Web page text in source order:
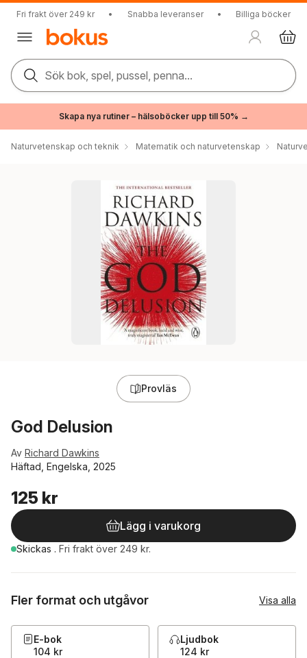
Fri frakt över 249 kr • Snabba leveranser • Billiga böcker
Sök bok, spel, pussel, penna...
Skapa nya rutiner – hälsoböcker upp till 50% →
Naturvetenskap och teknik Matematik och naturvetenskap
Provläs
God Delusion
Av Richard Dawkins
Häftad, Engelska, 2025
125 kr
Lägg i varukorg
Skickas . Fri frakt över 249 kr.
Fler format och utgåvor Visa alla
E-bok
104 kr
Ljudbok
124 kr